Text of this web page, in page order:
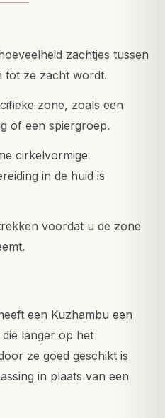
zachtjes tussen
tot ze zacht wordt.
zone, zoals een
of een spiergroep.
cirkelvormige
in de huid is
voordat u de zone
een Kuzhambu een
langer op het
ze goed geschikt is
in plaats van een